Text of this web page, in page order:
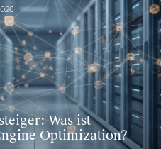
Was ist
Optimization?